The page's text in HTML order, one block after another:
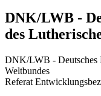
DNK/LWB -
des
DNK/LWB - Deutsches
Weltbundes
Referat